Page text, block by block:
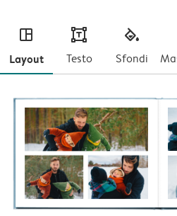
layout
Layout
text
Testo
fill
Sfondi